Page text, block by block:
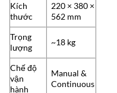
Kích
thước
220 × 380 ×
562 mm
Trọng
lượng
~18 kg
Chế độ
vận
hành
Manual &
Continuous